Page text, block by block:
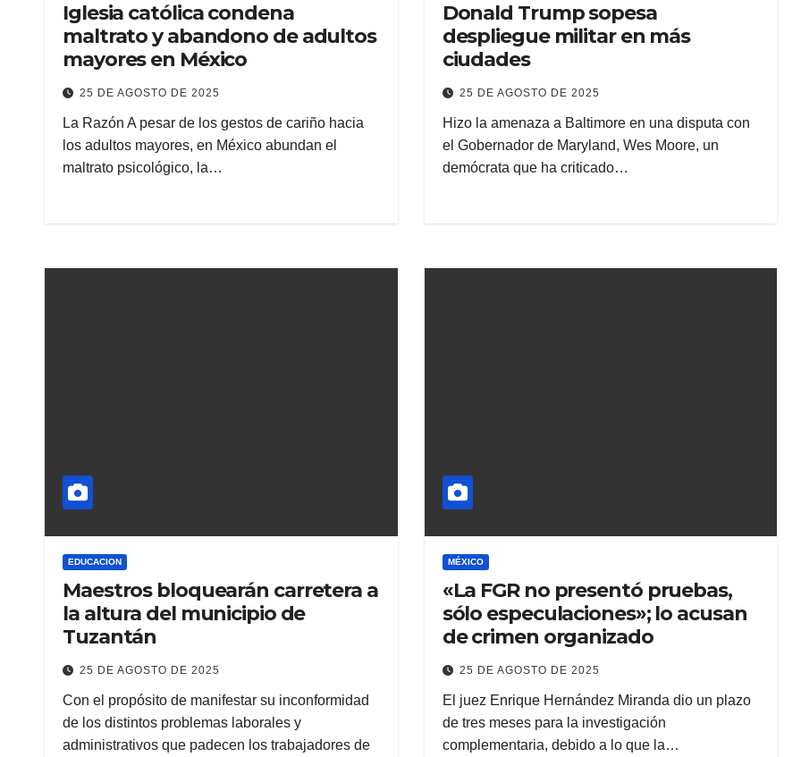
Iglesia católica condena
maltrato y abandono de adultos
mayores en México
25 DE AGOSTO DE 2025
La Razón A pesar de los gestos de cariño hacia
los adultos mayores, en México abundan el
maltrato psicológico, la…
Donald Trump sopesa
despliegue militar en más
ciudades
25 DE AGOSTO DE 2025
Hizo la amenaza a Baltimore en una disputa con
el Gobernador de Maryland, Wes Moore, un
demócrata que ha criticado…
EDUCACION
Maestros bloquearán carretera a
la altura del municipio de
Tuzantán
25 DE AGOSTO DE 2025
Con el propósito de manifestar su inconformidad
de los distintos problemas laborales y
administrativos que padecen los trabajadores de
MÉXICO
«La FGR no presentó pruebas,
sólo especulaciones»; lo acusan
de crimen organizado
25 DE AGOSTO DE 2025
El juez Enrique Hernández Miranda dio un plazo
de tres meses para la investigación
complementaria, debido a lo que la…